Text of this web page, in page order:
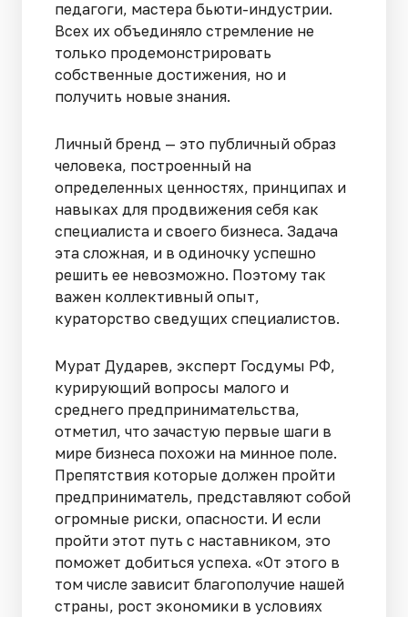
педагоги, мастера бьюти-индустрии.
Всех их объединяло стремление не
только продемонстрировать
собственные достижения, но и
получить новые знания.
Личный бренд — это публичный образ
человека, построенный на
определенных ценностях, принципах и
навыках для продвижения себя как
специалиста и своего бизнеса. Задача
эта сложная, и в одиночку успешно
решить ее невозможно. Поэтому так
важен коллективный опыт,
кураторство сведущих специалистов.
Мурат Дударев, эксперт Госдумы РФ,
курирующий вопросы малого и
среднего предпринимательства,
отметил, что зачастую первые шаги в
мире бизнеса похожи на минное поле.
Препятствия которые должен пройти
предприниматель, представляют собой
огромные риски, опасности. И если
пройти этот путь с наставником, это
поможет добиться успеха. «От этого в
том числе зависит благополучие нашей
страны, рост экономики в условиях